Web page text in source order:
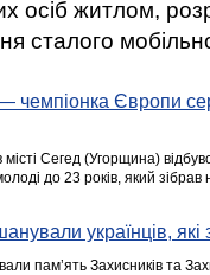
осіб житлом,
сталого
Європи
Сегед (Угорщина)
до 23 років, який
українців, які
пам’ять Захисників та